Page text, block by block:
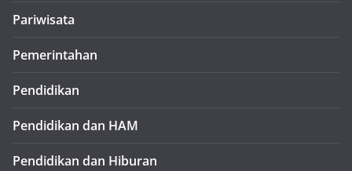
Pariwisata
Pemerintahan
Pendidikan
Pendidikan dan HAM
Pendidikan dan Hiburan